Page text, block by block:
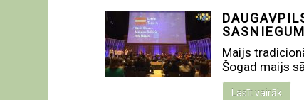
Maijs
Šogad maijs
Lasīt vairāk